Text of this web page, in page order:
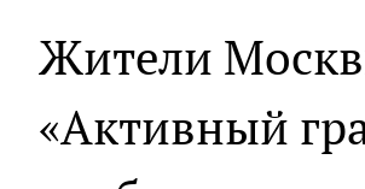
Жители
«Активный